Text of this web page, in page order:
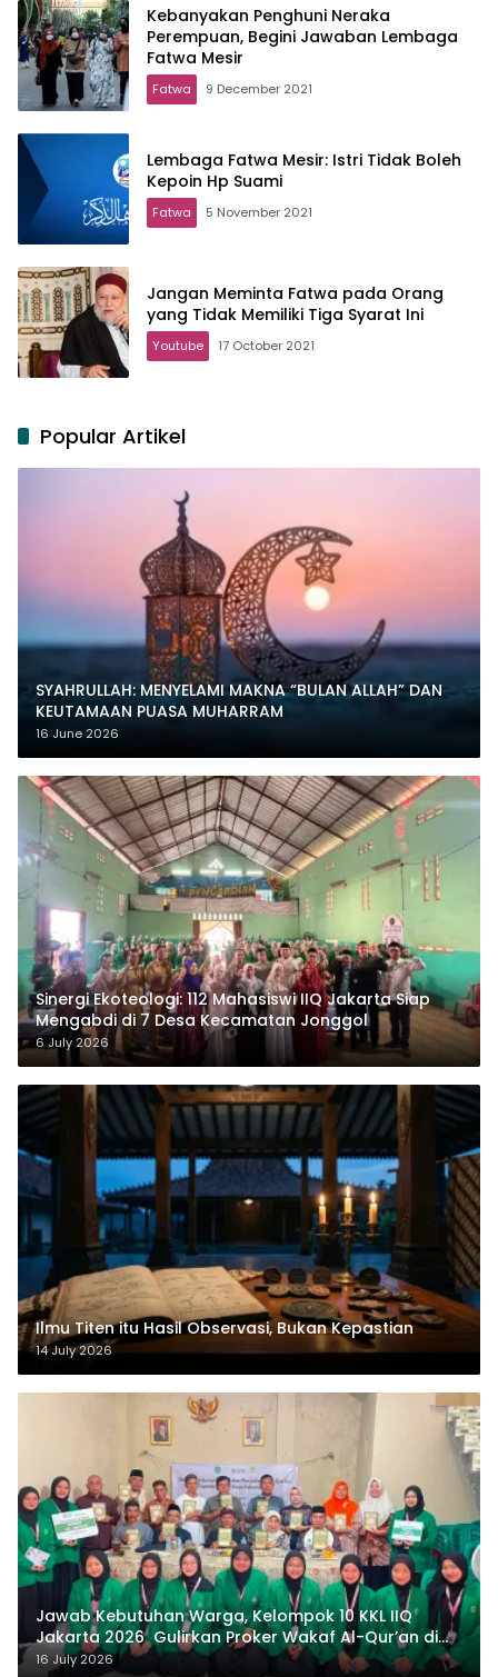
Kebanyakan Penghuni Neraka
Perempuan, Begini Jawaban Lembaga
Fatwa Mesir
Fatwa 9 December 2021
Lembaga Fatwa Mesir: Istri Tidak Boleh
Kepoin Hp Suami
Fatwa 5 November 2021
Jangan Meminta Fatwa pada Orang
yang Tidak Memiliki Tiga Syarat Ini
Youtube 17 October 2021
Popular Artikel
SYAHRULLAH: MENYELAMI MAKNA “BULAN ALLAH” DAN
KEUTAMAAN PUASA MUHARRAM
16 June 2026
‎Sinergi Ekoteologi: 112 Mahasiswi IIQ Jakarta Siap
Mengabdi di 7 Desa Kecamatan Jonggol
6 July 2026
Ilmu Titen itu Hasil Observasi, Bukan Kepastian
14 July 2026
Jawab Kebutuhan Warga, Kelompok 10 KKL IIQ
Jakarta 2026 Gulirkan Proker Wakaf Al-Qur’an di
Sukamanah
16 July 2026